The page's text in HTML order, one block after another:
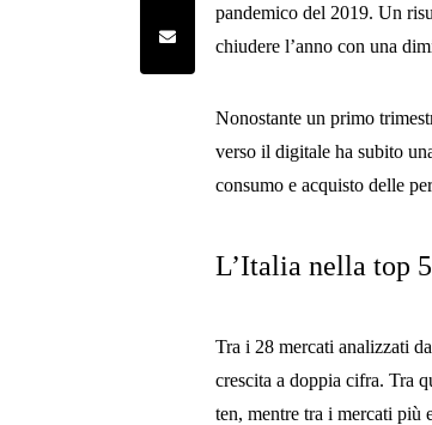
Share by e-mail
pandemico del 2019. Un
chiudere l’anno con una
Nonostante un primo
verso il digitale ha subito
consumo e acquisto delle
L’Italia nella top 5
Tra i 28 mercati analizzati
crescita a doppia cifra. Tra
ten, mentre tra i mercati